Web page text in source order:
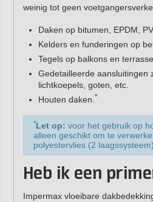
weinig tot geen
Daken op bitumen, EPDM,
Kelders en funderingen op
Tegels op balkons en
Gedetailleerde aansluitingen
lichtkoepels, goten, etc.
Houten daken. *
*Let op: voor het gebruik op
alleen geschikt om te
polyestervlies (2
Heb ik een
Impermax vloeibare